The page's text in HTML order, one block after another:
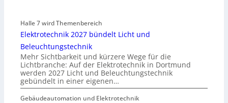
Halle 7 wird Themenbereich
Elektrotechnik 2027 bündelt Licht und
Beleuchtungstechnik
Mehr Sichtbarkeit und kürzere Wege für die
Lichtbranche: Auf der Elektrotechnik in Dortmund
werden 2027 Licht und Beleuchtungstechnik
gebündelt in einer eigenen…
Gebäudeautomation und Elektrotechnik